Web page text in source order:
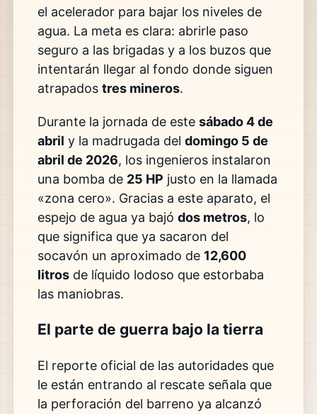
el acelerador para bajar los niveles de
agua. La meta es clara: abrirle paso
seguro a las brigadas y a los buzos que
intentarán llegar al fondo donde siguen
atrapados tres mineros.
Durante la jornada de este sábado 4 de
abril y la madrugada del domingo 5 de
abril de 2026, los ingenieros instalaron
una bomba de 25 HP justo en la llamada
«zona cero». Gracias a este aparato, el
espejo de agua ya bajó dos metros, lo
que significa que ya sacaron del
socavón un aproximado de 12,600
litrosde líquido lodoso que estorbaba
las maniobras.
El parte de guerra bajo la tierra
El reporte oficial de las autoridades que
le están entrando al rescate señala que
la perforación del barreno ya alcanzó